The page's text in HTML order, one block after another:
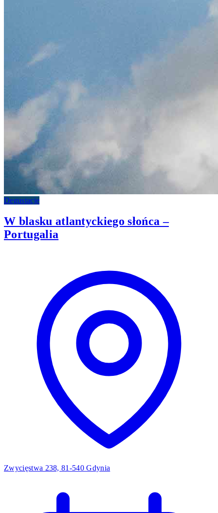
Degustacje
W blasku atlantyckiego słońca –
Portugalia
Zwycięstwa 238, 81-540 Gdynia